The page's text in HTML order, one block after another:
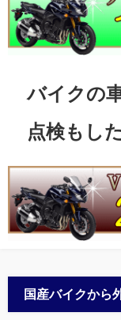
バイクの
点検もし
国産バイクから